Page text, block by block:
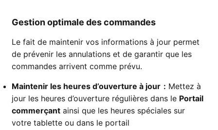
Gestion optimale des commandes
Le fait de maintenir vos informations à jour permet
de prévenir les annulations et de garantir que les
commandes arrivent comme prévu.
Maintenir les heures d’ouverture à jour : Mettez à
jour les heures d’ouverture régulières dans le Portail
commerçant ainsi que les heures spéciales sur
votre tablette ou dans le portail